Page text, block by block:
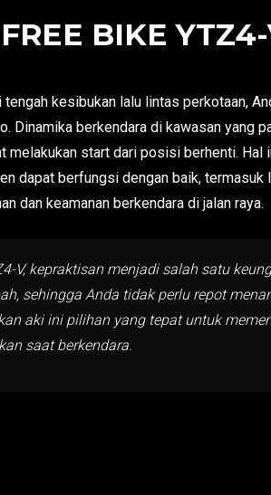
BIKE
kesibukan lalu lintas perkotaan,
Dinamika berkendara di kawasan yang
melakukan start dari posisi berhenti. Hal
dapat berfungsi dengan baik, termasuk
dan keamanan berkendara di jalan raya.
V, kepraktisan menjadi salah satu
sehingga Anda tidak perlu repot
aki ini pilihan yang tepat untuk
saat berkendara.